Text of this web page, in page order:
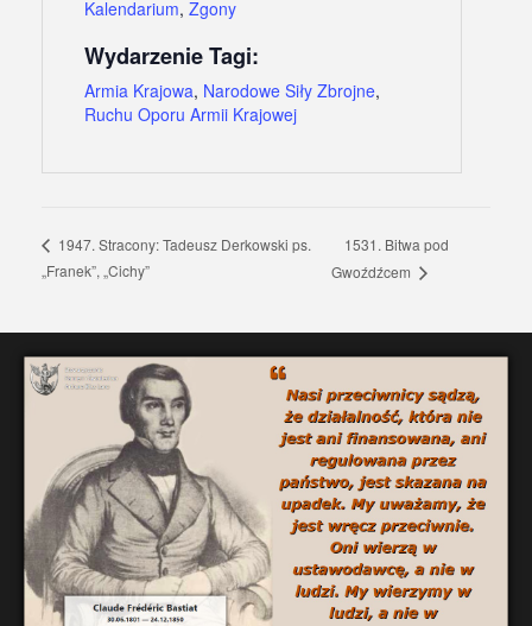
Kalendarium, Zgony
Wydarzenie Tagi:
Armia Krajowa, Narodowe Siły Zbrojne,
Ruchu Oporu Armii Krajowej
1947. Stracony: Tadeusz Derkowski ps.
„Franek”, „Cichy”
1531. Bitwa pod
Gwoźdźcem